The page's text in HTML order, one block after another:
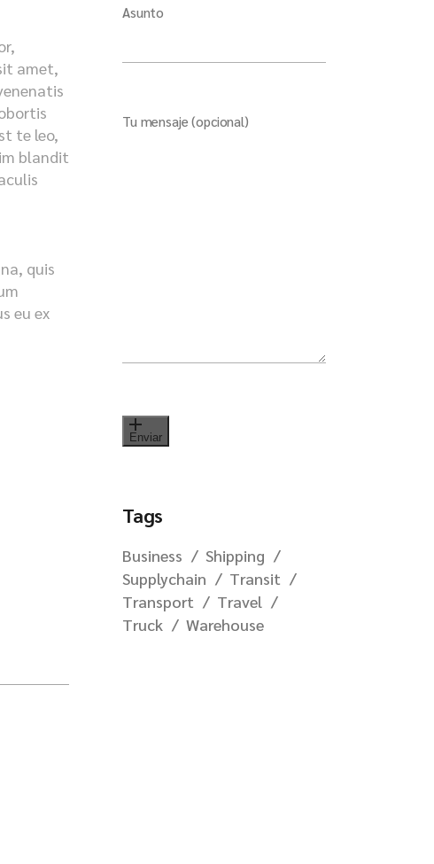
amet,
te leo,
blandit
quis
eu ex
Asunto
Tu mensaje (opcional)
Enviar
Tags
Business
Shipping
Supplychain
Transit
Transport
Travel
Truck
Warehouse